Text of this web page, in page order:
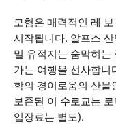
모험은 매력적인 레
시작됩니다. 알프스
밀 유적지는 숨막히는
가는 여행을 선사합니
학의 경이로움의 산물
보존된 이 수로교는
입장료는 별도).